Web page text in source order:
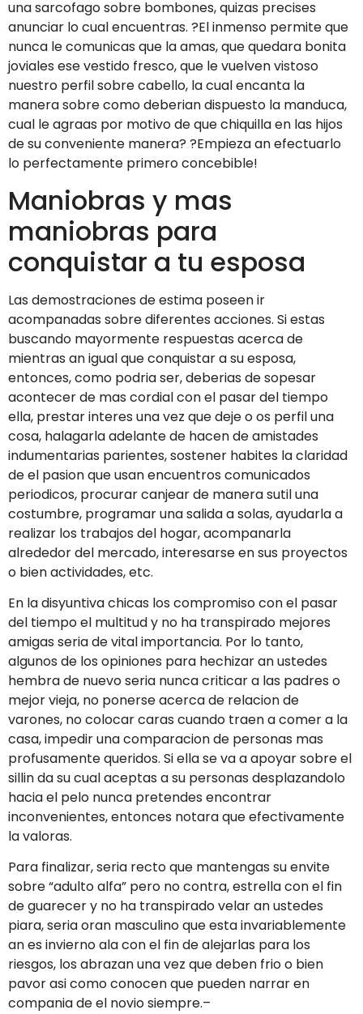
una sarcofago sobre bombones, quizas precises
anunciar lo cual encuentras. ?El inmenso permite que
nunca le comunicas que la amas, que quedara bonita
joviales ese vestido fresco, que le vuelven vistoso
nuestro perfil sobre cabello, la cual encanta la
manera sobre como deberian dispuesto la manduca,
cual le agraas por motivo de que chiquilla en las hijos
de su conveniente manera? ?Empieza an efectuarlo
lo perfectamente primero concebible!
Maniobras y mas
maniobras para
conquistar a tu esposa
Las demostraciones de estima poseen ir
acompanadas sobre diferentes acciones. Si estas
buscando mayormente respuestas acerca de
mientras an igual que conquistar a su esposa,
entonces, como podri­a ser, deberias de sopesar
acontecer de mas cordial con el pasar del tiempo
ella, prestar interes una vez que deje o os perfil una
cosa, halagarla adelante de hacen de amistades
indumentarias parientes, sostener habites la claridad
de el pasion que usan encuentros comunicados
periodicos, procurar canjear de manera sutil una
costumbre, programar una salida a solas, ayudarla a
realizar los trabajos del hogar, acompanarla
alrededor del mercado, interesarse en sus proyectos
o bien actividades, etc.
En la disyuntiva chicas los compromiso con el pasar
del tiempo el multitud y no ha transpirado mejores
amigas seri­a de vital importancia. Por lo tanto,
algunos de los opiniones para hechizar an ustedes
hembra de nuevo seri­a nunca criticar a las padres o
mejor vieja, no ponerse acerca de relacion de
varones, no colocar caras cuando traen a comer a la
casa, impedir una comparacion de personas mas
profusamente queridos. Si ella se va a apoyar sobre el
silli­n da su cual aceptas a su personas desplazandolo
hacia el pelo nunca pretendes encontrar
inconvenientes, entonces notara que efectivamente
la valoras.
Para finalizar, seri­a recto que mantengas su envite
sobre “adulto alfa” pero no contra, estrella con el fin
de guarecer y no ha transpirado velar an ustedes
piara, seri­a oran masculino que esta invariablemente
an es invierno ala con el fin de alejarlas para los
riesgos, los abrazan una vez que deben frio o bien
pavor asi­ como conocen que pueden narrar en
compania de el novio siempre.–